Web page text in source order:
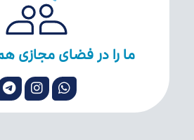
ما را در فضای مجازی